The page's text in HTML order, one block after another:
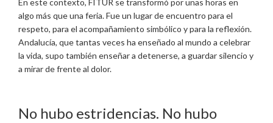
En este contexto, FITUR se transformó por unas horas en
algo más que una feria. Fue un lugar de encuentro para el
respeto, para el acompañamiento simbólico y para la reflexión.
Andalucía, que tantas veces ha enseñado al mundo a celebrar
la vida, supo también enseñar a detenerse, a guardar silencio y
a mirar de frente al dolor.
No hubo estridencias. No hubo